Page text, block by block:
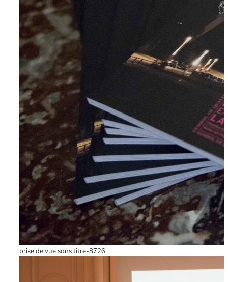
prise de vue sans titre-8726